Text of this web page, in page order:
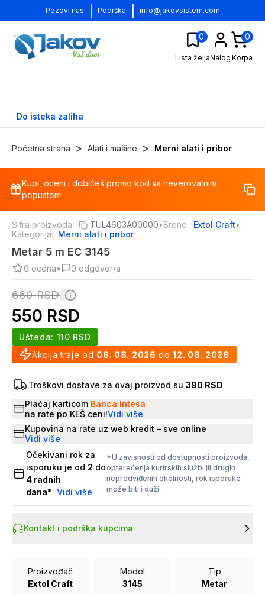
Pozovi nas Podrška info@jakovsistem.com
0
Lista željaNalog
0
Korpa
Do isteka zaliha
Početna strana > Alati i mašine > Merni alati i pribor
%
Kupi, oceni i dobićeš promo kod sa neverovatnim
popustom!
Šifra proizvoda: TUL4603A00000•Brend: Extol Craft•
Kategorija: Merni alati i pribor
Metar 5 m EC 3145
0 ocena• 0 odgovor/a
660 RSD
550 RSD
Akcija traje od 06. 08. 2026 do 12. 08. 2026
Ušteda: 110 RSD
Troškovi dostave za ovaj proizvod su 390 RSD
Plaćaj karticom Banca Intesa
na rate po KEŠ ceni!Vidi više
Kupovina na rate uz web kredit – sve online
Vidi više
Očekivani rok za
isporuku je od 2 do
4 radnih
dana* Vidi više
*U zavisnosti od dostupnosti proizvoda,
opterećenja kurirskih službi ili drugih
nepredviđenih okolnosti, rok isporuke
može biti i duži.
Kontakt i podrška kupcima
Proizvođač
Extol Craft
Model
3145
Tip
Metar